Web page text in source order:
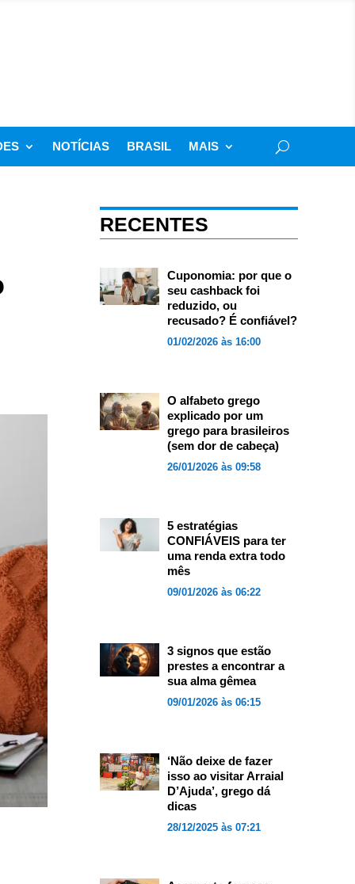
NOTÍCIAS BRASIL MAIS
RECENTES
Cuponomia: por que o
seu cashback foi
reduzido, ou
recusado? É confiável?
01/02/2026 às 16:00
O alfabeto grego
explicado por um
grego para brasileiros
(sem dor de cabeça)
26/01/2026 às 09:58
5 estratégias
CONFIÁVEIS para ter
uma renda extra todo
mês
09/01/2026 às 06:22
3 signos que estão
prestes a encontrar a
sua alma gêmea
09/01/2026 às 06:15
‘Não deixe de fazer
isso ao visitar Arraial
D’Ajuda’, grego dá
dicas
28/12/2025 às 07:21